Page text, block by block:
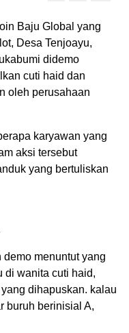
Baju Global yang
Desa Tenjoayu,
didemo
cuti haid dan
oleh perusahaan
karyawan yang
aksi tersebut
yang bertuliskan
demo menuntut yang
di wanita cuti haid,
dihapuskan. kalau
buruh berinisial A,